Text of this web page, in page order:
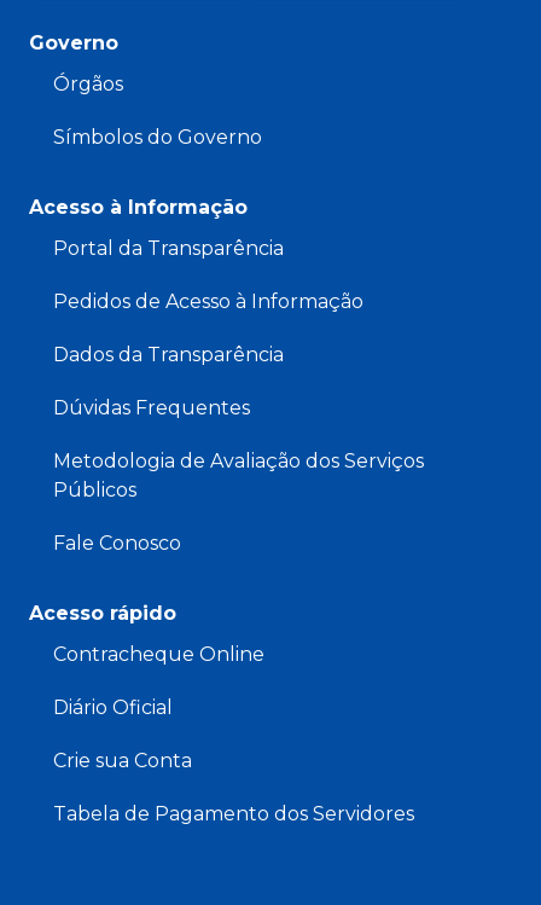
Governo
Órgãos
Símbolos do Governo
Acesso à Informação
Portal da Transparência
Pedidos de Acesso à Informação
Dados da Transparência
Dúvidas Frequentes
Metodologia de Avaliação dos Serviços
Públicos
Fale Conosco
Acesso rápido
Contracheque Online
Diário Oficial
Crie sua Conta
Tabela de Pagamento dos Servidores